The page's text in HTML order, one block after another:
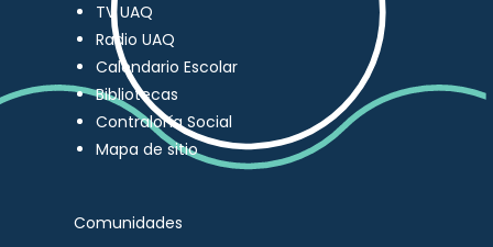
TV UAQ
Radio UAQ
Calendario Escolar
Bibliotecas
Contraloría Social
Mapa de sitio
Comunidades